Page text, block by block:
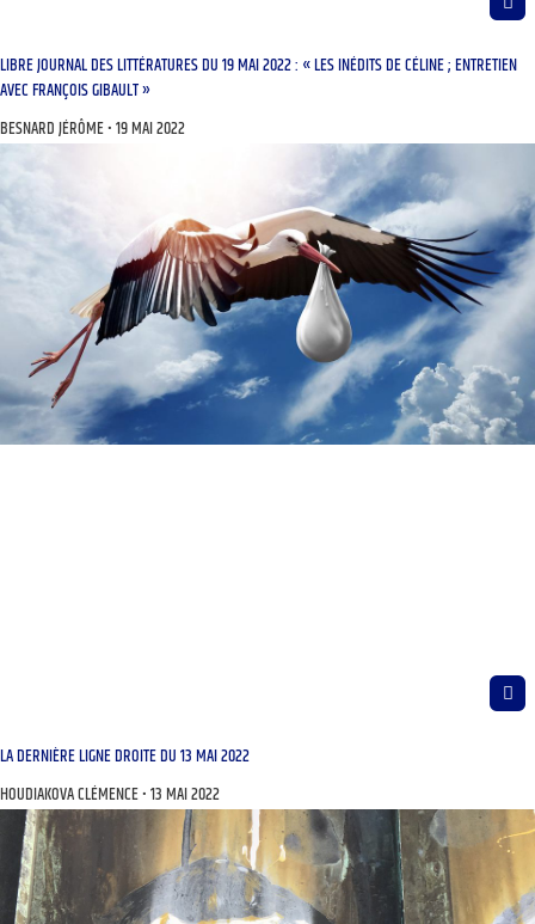
LIBRE JOURNAL DES LITTÉRATURES DU 19 MAI 2022 : « LES INÉDITS DE CÉLINE ; ENTRETIEN
AVEC FRANÇOIS GIBAULT »
BESNARD JÉRÔME 19 MAI 2022
LA DERNIÈRE LIGNE DROITE DU 13 MAI 2022
HOUDIAKOVA CLÉMENCE 13 MAI 2022